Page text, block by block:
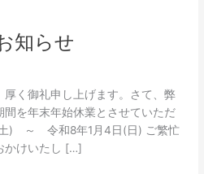
知らせ
く御礼申し上げます。さて、弊
を年末年始休業とさせていただ
土) ～ 令和8年1月4日(日) ご繁忙
かけいたし […]